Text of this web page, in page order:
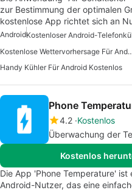
zur Bestimmung der optimalen
kostenlose App richtet sich an
AndroidKostenloser Android-
Kostenlose
Handy Kühler Für Android Kostenlos
Phone
4.2 Kostenlos
Überwachung der
Kostenlos
Die App 'Phone Temperature'
Android-Nutzer, das eine